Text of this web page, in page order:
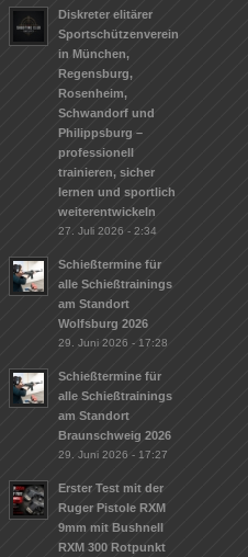
Diskreter elitärer
Sportschützenverein
in München,
Regensburg,
Rosenheim,
Schwandorf und
Philippsburg –
professionell
trainieren, sicher
lernen und sportlich
weiterentwickeln
27. Juli 2026 - 2:34
Schießtermine für
alle Schießtrainings
am Standort
Wolfsburg 2026
29. Juni 2026 - 17:28
Schießtermine für
alle Schießtrainings
am Standort
Braunschweig 2026
29. Juni 2026 - 17:27
Erster Test mit der
Ruger Pistole RXM
9mm mit Bushnell
RXM 300 Rotpunkt